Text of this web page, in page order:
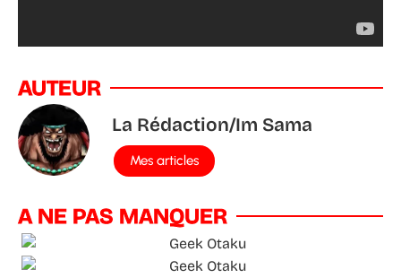
AUTEUR
La Rédaction/Im Sama
Mes articles
A NE PAS MANQUER